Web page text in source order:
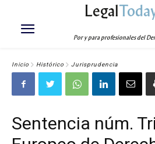
Legal
Por y para profesionales del
Inicio Histórico Jurisprudencia
Sentencia núm.